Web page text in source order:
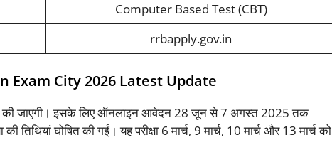
Computer Based Test (CBT)
rrbapply.gov.in
Exam City 2026 Latest Update
की जाएगी। इसके लिए ऑनलाइन आवेदन 28 जून से 7 अगस्त 2025 तक
तिथियां घोषित की गईं। यह परीक्षा 6 मार्च, 9 मार्च, 10 मार्च और 13 मार्च को